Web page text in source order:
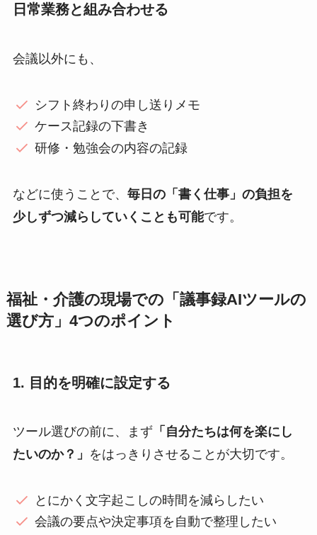
日常業務と組み合わせる
会議以外にも、
シフト終わりの申し送りメモ
ケース記録の下書き
研修・勉強会の内容の記録
などに使うことで、 毎日の「書く仕事」の負担を
少しずつ減らしていくことも可能です。
福祉・介護の現場での「議事録AIツールの
選び方」4つのポイント
1. 目的を明確に設定する
ツール選びの前に、まず「自分たちは何を楽にし
たいのか？」 をはっきりさせることが大切です。
とにかく文字起こしの時間を減らしたい
会議の要点や決定事項を自動で整理したい